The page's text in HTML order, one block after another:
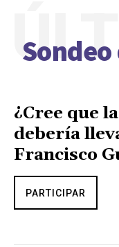
Sondeo
¿Cree que
debería
Francisco
PARTICIPAR